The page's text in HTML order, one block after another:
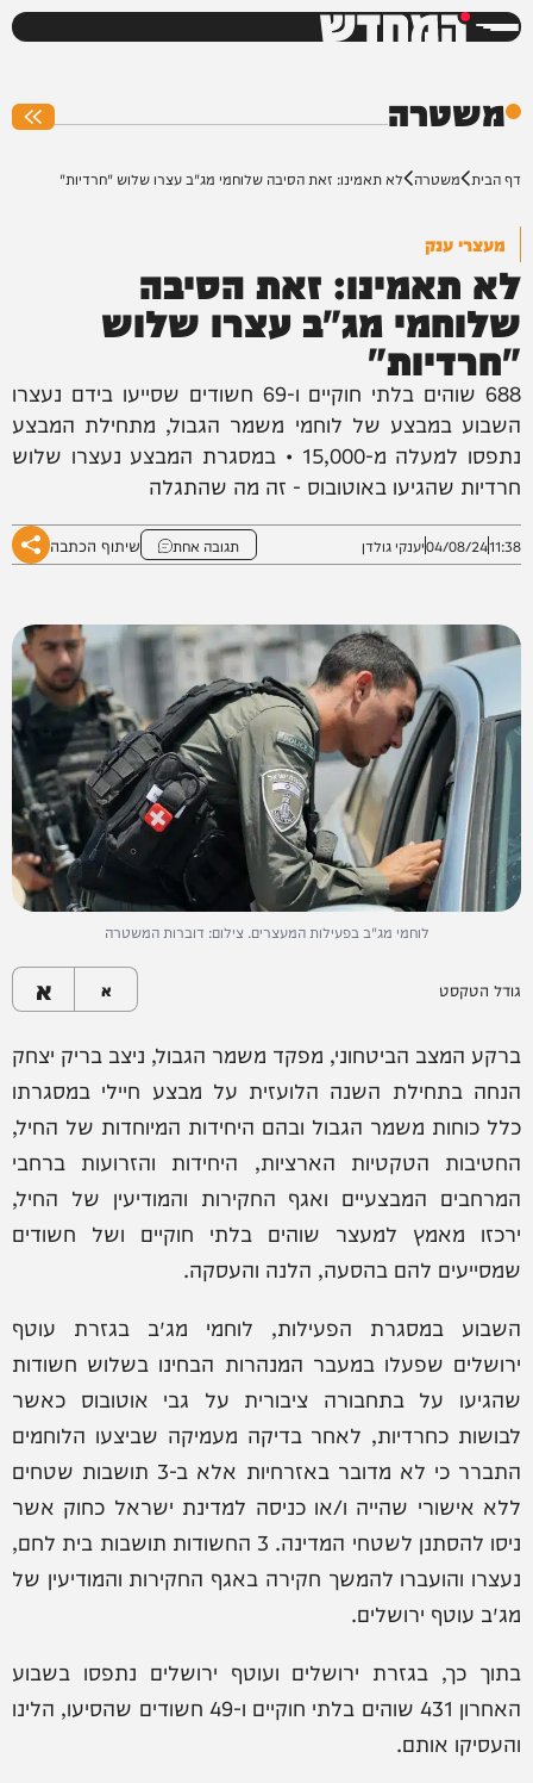
המחדש
משטרה
דף הבית משטרה לא תאמינו: זאת הסיבה שלוחמי מג"ב עצרו שלוש "חרדיות"
מעצרי ענק
לא תאמינו: זאת הסיבה
שלוחמי מג"ב עצרו שלוש
"חרדיות"
688 שוהים בלתי חוקיים ו-69 חשודים שסייעו בידם נעצרו
השבוע במבצע של לוחמי משמר הגבול, מתחילת המבצע
נתפסו למעלה מ-15,000 • במסגרת המבצע נעצרו שלוש
חרדיות שהגיעו באוטובוס - זה מה שהתגלה
11:38
04/08/24יענקי גולדן תגובה אחת שיתוף הכתבה
לוחמי מג"ב בפעילות המעצרים. צילום: דוברות המשטרה
גודל הטקסט א א
ברקע המצב הביטחוני, מפקד משמר הגבול, ניצב בריק יצחק
הנחה בתחילת השנה הלועזית על מבצע חיילי במסגרתו
כלל כוחות משמר הגבול ובהם היחידות המיוחדות של החיל,
החטיבות הטקטיות הארציות, היחידות והזרועות ברחבי
המרחבים המבצעיים ואגף החקירות והמודיעין של החיל,
ירכזו מאמץ למעצר שוהים בלתי חוקיים ושל חשודים
שמסייעים להם בהסעה, הלנה והעסקה.
השבוע במסגרת הפעילות, לוחמי מג״ב בגזרת עוטף
ירושלים שפעלו במעבר המנהרות הבחינו בשלוש חשודות
שהגיעו על בתחבורה ציבורית על גבי אוטובוס כאשר
לבושות כחרדיות, לאחר בדיקה מעמיקה שביצעו הלוחמים
התברר כי לא מדובר באזרחיות אלא ב-3 תושבות שטחים
ללא אישורי שהייה ו/או כניסה למדינת ישראל כחוק אשר
ניסו להסתנן לשטחי המדינה. 3 החשודות תושבות בית לחם,
נעצרו והועברו להמשך חקירה באגף החקירות והמודיעין של
מג״ב עוטף ירושלים.
בתוך כך, בגזרת ירושלים ועוטף ירושלים נתפסו בשבוע
האחרון 431 שוהים בלתי חוקיים ו-49 חשודים שהסיעו, הלינו
והעסיקו אותם.